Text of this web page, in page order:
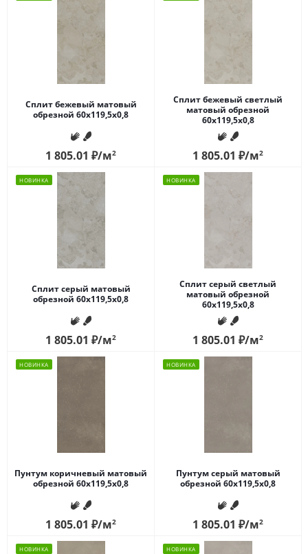
Сплит бежевый матовый
обрезной 60x119,5x0,8
1 805.01 ₽/м2
Сплит бежевый светлый
матовый обрезной
60x119,5x0,8
1 805.01 ₽/м2
НОВИНКА
Сплит серый матовый
обрезной 60x119,5x0,8
1 805.01 ₽/м2
НОВИНКА
Сплит серый светлый
матовый обрезной
60x119,5x0,8
1 805.01 ₽/м2
НОВИНКА
Пунтум коричневый матовый
обрезной 60x119,5x0,8
1 805.01 ₽/м2
НОВИНКА
Пунтум серый матовый
обрезной 60x119,5x0,8
1 805.01 ₽/м2
НОВИНКА НОВИНКА